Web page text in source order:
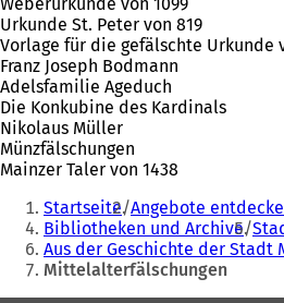
Urkunde St. Peter von 819
Vorlage für die gefälschte Urkunde
Franz Joseph Bodmann
Adelsfamilie Ageduch
Die Konkubine des Kardinals
Nikolaus Müller
Münzfälschungen
Mainzer Taler von 1438
Sie
befinden
sich
hier:
Startseite Angebote
Bibliotheken und Archive
Aus der Geschichte der Stadt
Mittelalterfälschungen